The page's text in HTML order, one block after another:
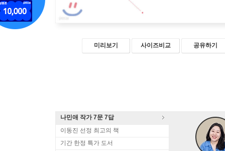
미리보기 사이즈비교 공유하기
나민애 작가 7문 7답
이동진 선정 최고의 책
기간 한정 특가 도서